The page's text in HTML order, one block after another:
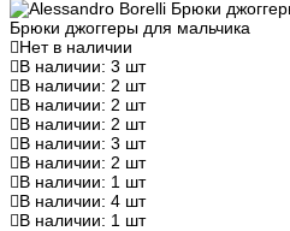
Брюки джоггеры для мальчика
Нет в наличии
В наличии: 3 шт
В наличии: 2 шт
В наличии: 2 шт
В наличии: 2 шт
В наличии: 3 шт
В наличии: 2 шт
В наличии: 1 шт
В наличии: 4 шт
В наличии: 1 шт